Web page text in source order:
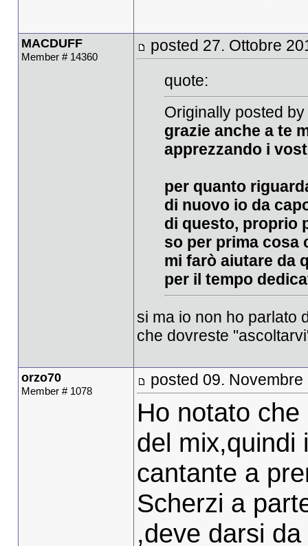
MACDUFF
Member # 14360
posted 27. Ottobre
quote:
Originally posted
grazie anche a te
apprezzando i
per quanto
di nuovo io da
di questo, proprio
so per prima cosa
mi farò aiutare da
per il tempo
si ma io non ho parlato
che dovreste
orzo70
Member # 1078
posted 09. Novembre
Ho notato
del mix,quindi
cantante a
Scherzi a
,deve darsi